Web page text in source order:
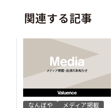
関連する記事
なんぼや メディア掲載